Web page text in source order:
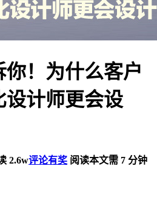
！为什么客户
设计师更会设
2.6w评论有奖 阅读本文需 7 分钟